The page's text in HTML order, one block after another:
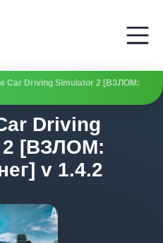
Car Driving Simulator 2 [ВЗЛОМ:
Driving
2 [ВЗЛОМ:
v 1.4.2